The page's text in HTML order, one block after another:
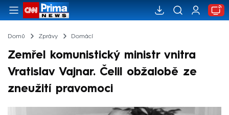
Domů Zprávy Domácí
Zemřel komunistický ministr vnitra
Vratislav Vajnar. Čelil obžalobě ze
zneužití pravomoci